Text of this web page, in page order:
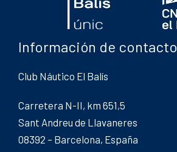
Información de contacto
Club Náutico El Balís
Carretera N-II, km 651,5
Sant Andreu de Llavaneres
08392 – Barcelona, España